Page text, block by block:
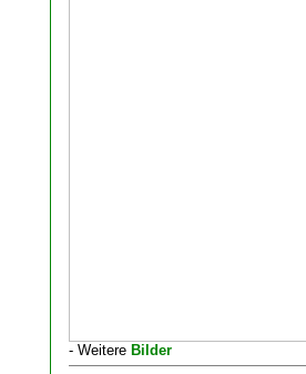
- Weitere Bilder